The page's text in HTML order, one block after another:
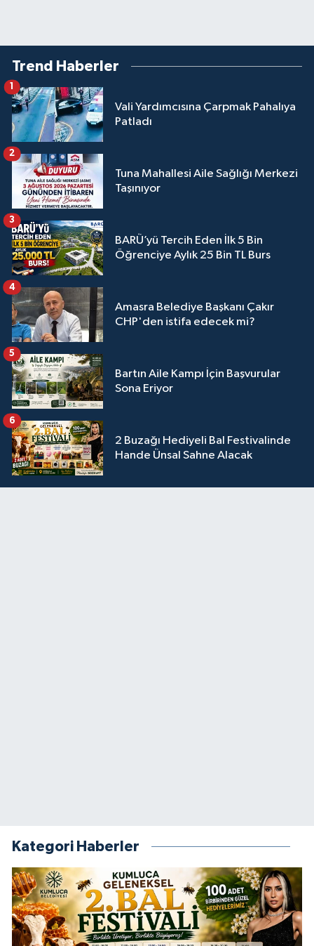
Trend Haberler
Vali Yardımcısına Çarpmak Pahalıya
Patladı
1
Tuna Mahallesi Aile Sağlığı Merkezi
Taşınıyor
2
BARÜ’yü Tercih Eden İlk 5 Bin
Öğrenciye Aylık 25 Bin TL Burs
3
Amasra Belediye Başkanı Çakır
CHP'den istifa edecek mi?
4
Bartın Aile Kampı İçin Başvurular
Sona Eriyor
5
2 Buzağı Hediyeli Bal Festivalinde
Hande Ünsal Sahne Alacak
6
Kategori Haberler